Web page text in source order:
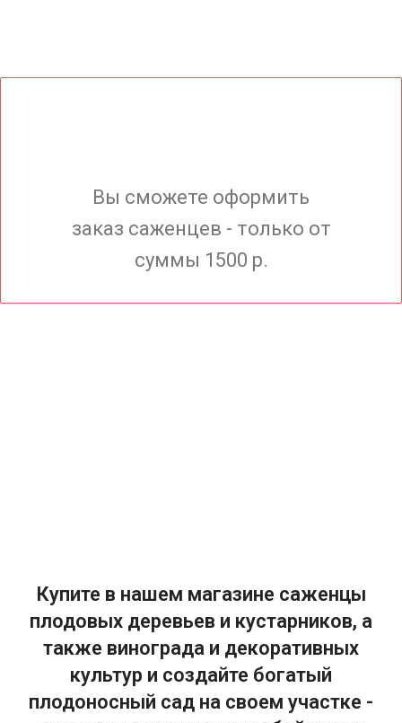
Вы сможете оформить
заказ саженцев - только от
суммы 1500 р.
Купите в нашем магазине саженцы
плодовых деревьев и кустарников, а
также винограда и декоративных
культур и создайте богатый
плодоносный сад на своем участке -